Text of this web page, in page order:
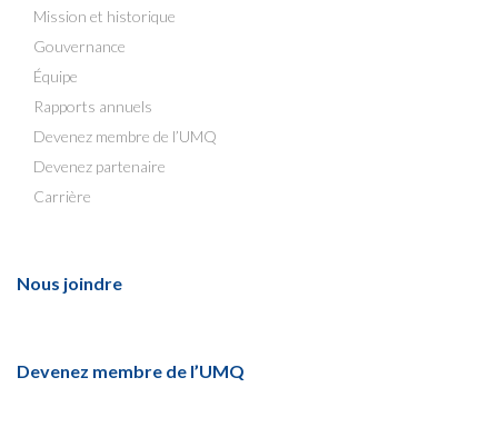
Mission et historique
Gouvernance
Équipe
Rapports annuels
Devenez membre de l’UMQ
Devenez partenaire
Carrière
Nous joindre
Devenez membre de l’UMQ